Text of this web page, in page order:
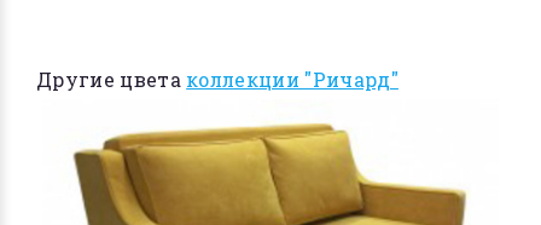
Другие цвета коллекции "Ричард"